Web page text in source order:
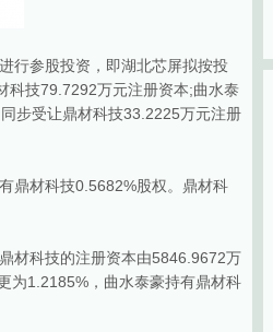
行参股投资，即湖北芯屏拟按投
科技79.7292万元注册资本;曲水泰
步受让鼎材科技33.2225万元注册
鼎材科技0.5682%股权。鼎材科
材科技的注册资本由5846.9672万
为1.2185%，曲水泰豪持有鼎材科